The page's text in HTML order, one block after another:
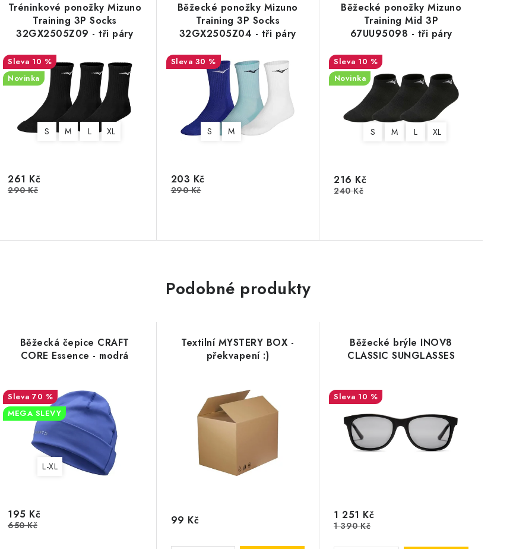
Tréninkové ponožky Mizuno
Training 3P Socks
32GX2505Z09 - tři páry
10 %
Novinka
S M L XL
261 Kč
290 Kč
Běžecké ponožky Mizuno
Training 3P Socks
32GX2505Z04 - tři páry
30 %
S M
203 Kč
290 Kč
Běžecké ponožky Mizuno
Training Mid 3P
67UU95098 - tři páry
10 %
Novinka
S M L XL
216 Kč
240 Kč
Podobné produkty
Běžecká čepice CRAFT
CORE Essence - modrá
70 %
MEGA SLEVY
L-XL
195 Kč
650 Kč
Textilní MYSTERY BOX -
překvapení :)
99 Kč
Běžecké brýle INOV8
CLASSIC SUNGLASSES
10 %
1 251 Kč
1 390 Kč